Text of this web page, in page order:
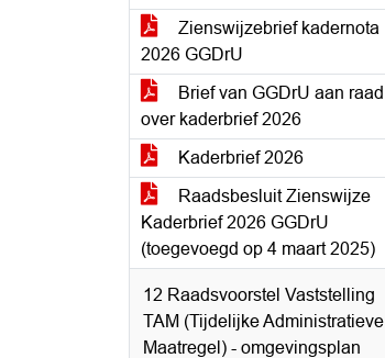
Zienswijzebrief kadernota
2026 GGDrU
Brief van GGDrU aan raad
over kaderbrief 2026
Kaderbrief 2026
Raadsbesluit Zienswijze
Kaderbrief 2026 GGDrU
(toegevoegd op 4 maart 2025)
12 Raadsvoorstel Vaststelling
TAM (Tijdelijke Administratieve
Maatregel) - omgevingsplan